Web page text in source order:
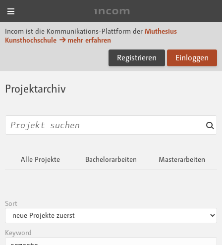
Incom ist die Kommunikations-Plattform der Muthesius
Kunsthochschule
mehr erfahren
Registrieren Einloggen
Projektarchiv
Alle Projekte Bachelorarbeiten Masterarbeiten
Sort
Keyword